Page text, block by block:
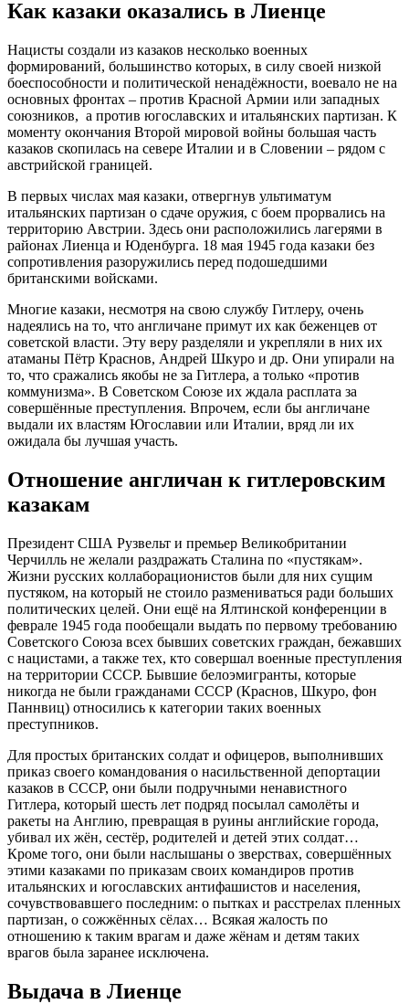
Как казаки оказались в Лиенце
Нацисты создали из казаков несколько военных
формирований, большинство которых, в силу своей низкой
боеспособности и политической ненадёжности, воевало не на
основных фронтах – против Красной Армии или западных
союзников, а против югославских и итальянских партизан. К
моменту окончания Второй мировой войны большая часть
казаков скопилась на севере Италии и в Словении – рядом с
австрийской границей.
В первых числах мая казаки, отвергнув ультиматум
итальянских партизан о сдаче оружия, с боем прорвались на
территорию Австрии. Здесь они расположились лагерями в
районах Лиенца и Юденбурга. 18 мая 1945 года казаки без
сопротивления разоружились перед подошедшими
британскими войсками.
Многие казаки, несмотря на свою службу Гитлеру, очень
надеялись на то, что англичане примут их как беженцев от
советской власти. Эту веру разделяли и укрепляли в них их
атаманы Пётр Краснов, Андрей Шкуро и др. Они упирали на
то, что сражались якобы не за Гитлера, а только «против
коммунизма». В Советском Союзе их ждала расплата за
совершённые преступления. Впрочем, если бы англичане
выдали их властям Югославии или Италии, вряд ли их
ожидала бы лучшая участь.
Отношение англичан к гитлеровским
казакам
Президент США Рузвельт и премьер Великобритании
Черчилль не желали раздражать Сталина по «пустякам».
Жизни русских коллаборационистов были для них сущим
пустяком, на который не стоило размениваться ради больших
политических целей. Они ещё на Ялтинской конференции в
феврале 1945 года пообещали выдать по первому требованию
Советского Союза всех бывших советских граждан, бежавших
с нацистами, а также тех, кто совершал военные преступления
на территории СССР. Бывшие белоэмигранты, которые
никогда не были гражданами СССР (Краснов, Шкуро, фон
Паннвиц) относились к категории таких военных
преступников.
Для простых британских солдат и офицеров, выполнивших
приказ своего командования о насильственной депортации
казаков в СССР, они были подручными ненавистного
Гитлера, который шесть лет подряд посылал самолёты и
ракеты на Англию, превращая в руины английские города,
убивал их жён, сестёр, родителей и детей этих солдат…
Кроме того, они были наслышаны о зверствах, совершённых
этими казаками по приказам своих командиров против
итальянских и югославских антифашистов и населения,
сочувствовавшего последним: о пытках и расстрелах пленных
партизан, о сожжённых сёлах… Всякая жалость по
отношению к таким врагам и даже жёнам и детям таких
врагов была заранее исключена.
Выдача в Лиенце